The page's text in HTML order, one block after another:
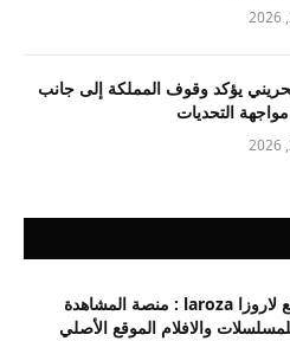
يؤكد وقوف المملكة إلى جانب
التحديات
رابط موقع لاروزا laroza : منصة المشاهدة
والافلام الموقع الأصلي